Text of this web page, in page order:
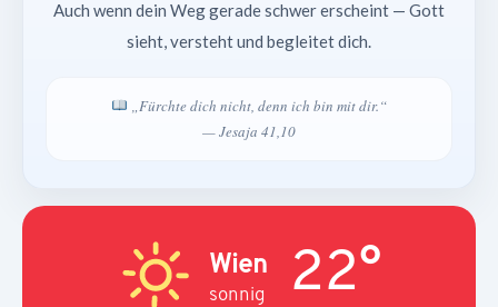
Auch wenn dein Weg gerade schwer erscheint — Gott
sieht, versteht und begleitet dich.
„Fürchte dich nicht, denn ich bin mit dir.“
— Jesaja 41,10
Wien
sonnig 22°